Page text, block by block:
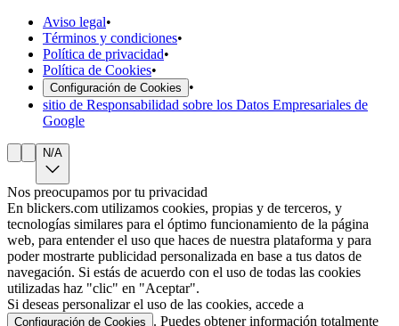
Aviso legal•
Términos y condiciones•
Política de privacidad•
Política de Cookies•
Configuración de Cookies
•
sitio de Responsabilidad sobre los Datos Empresariales de
Google
N/A
Nos preocupamos por tu privacidad
En blickers.com utilizamos cookies, propias y de terceros, y
tecnologías similares para el óptimo funcionamiento de la página
web, para entender el uso que haces de nuestra plataforma y para
poder mostrarte publicidad personalizada en base a tus datos de
navegación. Si estás de acuerdo con el uso de todas las cookies
utilizadas haz "clic" en "Aceptar".
Si deseas personalizar el uso de las cookies, accede a
Configuración de Cookies . Puedes obtener información totalmente